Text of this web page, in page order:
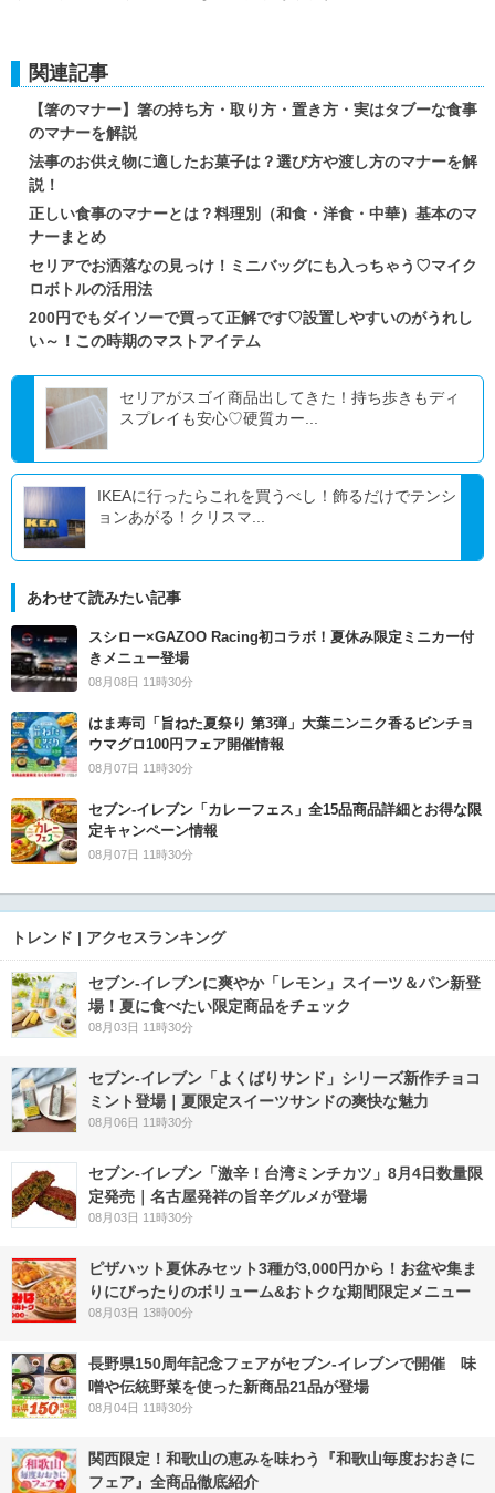
関連記事
【箸のマナー】箸の持ち方・取り方・置き方・実はタブーな食事
のマナーを解説
法事のお供え物に適したお菓子は？選び方や渡し方のマナーを解
説！
正しい食事のマナーとは？料理別（和食・洋食・中華）基本のマ
ナーまとめ
セリアでお洒落なの見っけ！ミニバッグにも入っちゃう♡マイク
ロボトルの活用法
200円でもダイソーで買って正解です♡設置しやすいのがうれし
い～！この時期のマストアイテム
セリアがスゴイ商品出してきた！持ち歩きもディ
スプレイも安心♡硬質カー...
IKEAに行ったらこれを買うべし！飾るだけでテンシ
ョンあがる！クリスマ...
あわせて読みたい記事
スシロー×GAZOO Racing初コラボ！夏休み限定ミニカー付
きメニュー登場
08月08日 11時30分
はま寿司「旨ねた夏祭り 第3弾」大葉ニンニク香るビンチョ
ウマグロ100円フェア開催情報
08月07日 11時30分
セブン‐イレブン「カレーフェス」全15品商品詳細とお得な限
定キャンペーン情報
08月07日 11時30分
トレンド | アクセスランキング
セブン‐イレブンに爽やか「レモン」スイーツ＆パン新登
場！夏に食べたい限定商品をチェック
08月03日 11時30分
セブン‐イレブン「よくばりサンド」シリーズ新作チョコ
ミント登場｜夏限定スイーツサンドの爽快な魅力
08月06日 11時30分
セブン-イレブン「激辛！台湾ミンチカツ」8月4日数量限
定発売｜名古屋発祥の旨辛グルメが登場
08月03日 11時30分
ピザハット夏休みセット3種が3,000円から！お盆や集ま
りにぴったりのボリューム&おトクな期間限定メニュー
08月03日 13時00分
長野県150周年記念フェアがセブン-イレブンで開催 味
噌や伝統野菜を使った新商品21品が登場
08月04日 11時30分
関西限定！和歌山の恵みを味わう『和歌山毎度おおきに
フェア』全商品徹底紹介